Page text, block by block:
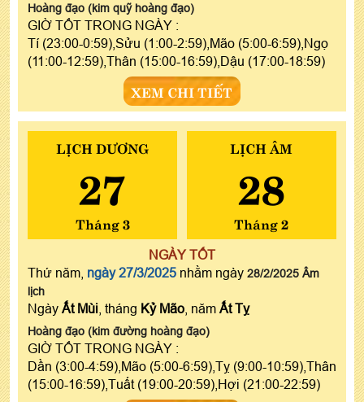
Hoàng đạo (kim quỹ hoàng đạo)
GIỜ TỐT TRONG NGÀY :
Tí (23:00-0:59),Sửu (1:00-2:59),Mão (5:00-6:59),Ngọ
(11:00-12:59),Thân (15:00-16:59),Dậu (17:00-18:59)
XEM CHI TIẾT
LỊCH DƯƠNG
27
Tháng 3
LỊCH ÂM
28
Tháng 2
NGÀY TỐT
Thứ năm, ngày 27/3/2025 nhằm ngày 28/2/2025 Âm
lịch
Ngày Ất Mùi , tháng Kỷ Mão , năm Ất Tỵ
Hoàng đạo (kim đường hoàng đạo)
GIỜ TỐT TRONG NGÀY :
Dần (3:00-4:59),Mão (5:00-6:59),Tỵ (9:00-10:59),Thân
(15:00-16:59),Tuất (19:00-20:59),Hợi (21:00-22:59)